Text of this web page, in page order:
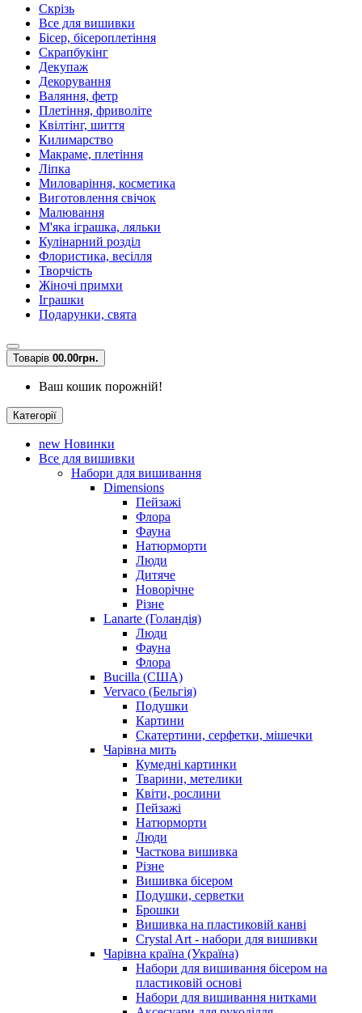
Скрізь
Все для вишивки
Бісер, бісероплетіння
Скрапбукінг
Декупаж
Декорування
Валяння, фетр
Плетіння, фриволіте
Квілтінг, шиття
Килимарство
Макраме, плетіння
Ліпка
Миловаріння, косметика
Виготовлення свічок
Малювання
М'яка іграшка, ляльки
Кулінарний розділ
Флористика, весілля
Творчість
Жіночі примхи
Іграшки
Подарунки, свята
Товарів 00.00грн.
Ваш кошик порожній!
Категорії
new Новинки
Все для вишивки
Набори для вишивання
Dimensions
Пейзажі
Флора
Фауна
Натюрморти
Люди
Дитяче
Новорічне
Різне
Lanarte (Голандія)
Люди
Фауна
Флора
Bucilla (США)
Vervaco (Бельгія)
Подушки
Картини
Скатертини, серфетки, мішечки
Чарiвна мить
Кумедні картинки
Тварини, метелики
Квіти, рослини
Пейзажі
Натюрморти
Люди
Часткова вишивка
Різне
Вишивка бісером
Подушки, серветки
Брошки
Вишивка на пластиковій канві
Crystal Art - набори для вишивки
Чарівна країна (Україна)
Набори для вишивання бісером на
пластиковій основі
Набори для вишивання нитками